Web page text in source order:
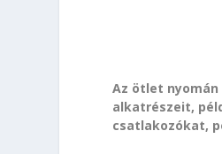
Az ötlet
alkatrészeit,
csatlakozókat,